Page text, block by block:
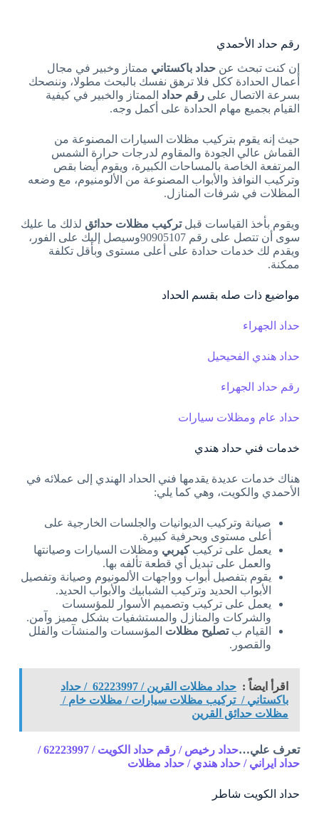
رقم حداد الأحمدي
إن كنت تبحث عن حداد باكستاني ممتاز وخبير في مجال
أعمال الحدادة ككل فلا ترهق نفسك بالبحث مطولا، وننصحك
بسرعة الاتصال على رقم حداد الممتاز والخبير في كيفية
القيام بجميع مهام الحدادة على أكمل وجه.
حيث إنه يقوم بتركيب مظلات السيارات المصنوعة من
القماش عالي الجودة والمقاوم لدرجات حرارة الشمس
المرتفعة الخاصة بالمساحات الكبيرة، ويقوم أيضا بقص
وتركيب النوافذ والأبواب المصنوعة من الألومنيوم، مع وضعه
المظلات في شرفات المنازل.
ويقوم بأخذ القياسات قبلتركيب مظلات حدائق لذلك ما عليك
سوى أن تتصل على رقم 90905107وسيصل إليك على الفور،
ويقدم لك خدمات حدادة على أعلى مستوى وبأقل تكلفة
ممكنة.
مواضيع ذات صله بقسم الحداد
حداد الجهراء
حداد هندي الفحيحيل
رقم حداد الجهراء
حداد عام ومظلات سيارات
خدمات فني حداد هندي
هناك خدمات عديدة يقدمها فني الحداد الهندي إلى عملائه في
الأحمدي والكويت، وهي كما يلي:
صيانة وتركيب الديوانيات والجلسات الخارجية على
أعلى مستوى وبحرفية كبيرة.
يعمل على تركيبكيربي ومظلات السيارات وصيانتها
والعمل على تبديل أي قطعة تألفه بها.
يقوم بتفصيل أبواب وواجهات الألمونيوم وصيانة وتفصيل
الأبواب الحديد وتركيب الشبابيك والأبواب الحديد.
يعمل على تركيب وتصميم الأسوار للمؤسسات
والشركات والمنازل والمستشفيات بشكل مميز وآمن.
القيام ب تصليح مظلات المؤسسات والمنشآت والفلل
والقصور.
اقرأ ايضاً :
حداد مظلات القرين / 62223997 / حداد
باكستاني / تركيب مظلات سيارات / مظلات خام /
مظلات حدائق القرين
تعرف علي…
حداد رخيص / رقم حداد الكويت / 62223997 /
حداد ايراني / حداد هندي / حداد مظلات
حداد الكويت شاطر